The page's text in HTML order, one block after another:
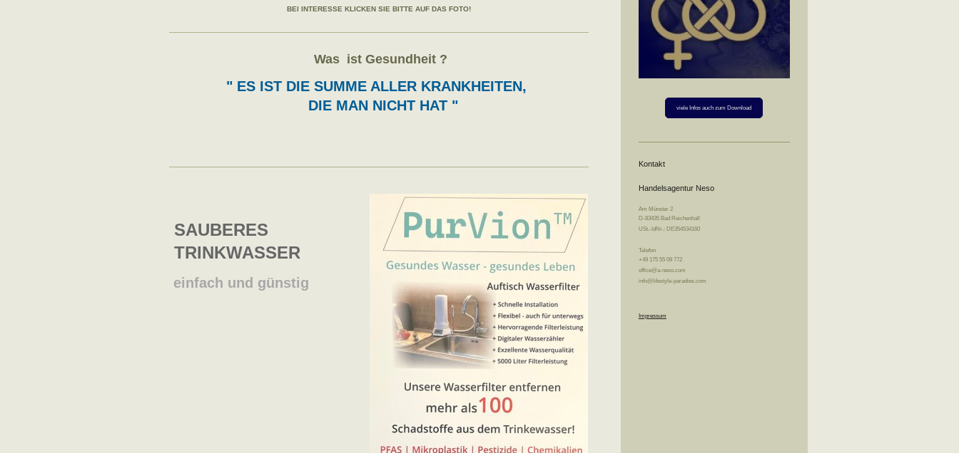
BEI INTERESSE KLICKEN SIE BITTE AUF DAS FOTO!
Was ist Gesundheit ?
" ES IST DIE SUMME ALLER KRANKHEITEN,
DIE MAN NICHT HAT "
SAUBERES
TRINKWASSER
einfach und günstig
viele Infos auch zum Download
Kontakt
Handelsagentur Neso
Am Münster 2
D-83435 Bad Reichenhall
USt.-IdNr.: DE354534160
Telefon
+49 175 55 09 772
office@a-neso.com
info@lifestyle-paradies.com
Impressum